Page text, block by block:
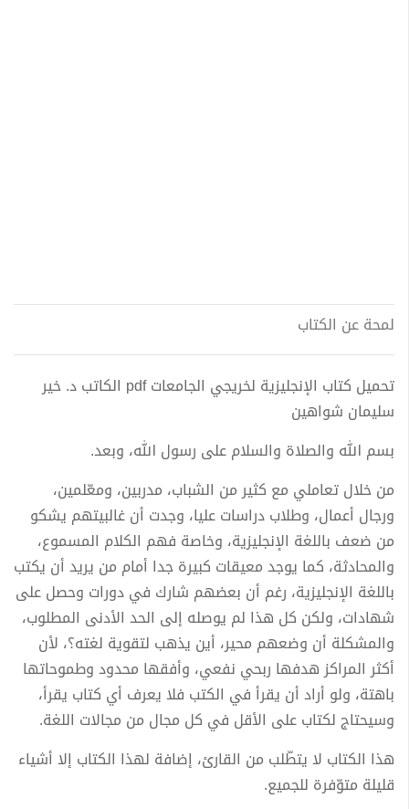
لمحة عن الكتاب
تحميل كتاب الإنجليزية لخريجي الجامعات pdf الكاتب د. خير
سليمان شواهين
بسم الله والصلاة والسلام على رسول الله، وبعد.
من خلال تعاملي مع كثير من الشباب، مدربين، ومعّلمين،
ورجال أعمال، وطلاب دراسات عليا، وجدت أن غالبيتهم يشكو
من ضعف باللغة الإنجليزية، وخاصة فهم الكلام المسموع،
والمحادثة، كما يوجد معيقات كبيرة جدا أمام من يريد أن يكتب
باللغة الإنجليزية، رغم أن بعضهم شارك في دورات وحصل على
شهادات، ولكن كل هذا لم يوصله إلى الحد الأدنى المطلوب،
والمشكلة أن وضعهم محير، أين يذهب لتقوية لغته؟، لأن
أكثر المراكز هدفها ربحي نفعي، وأفقها محدود وطموحاتها
باهتة، ولو أراد أن يقرأ في الكتب فلا يعرف أي كتاب يقرأ،
وسيحتاج لكتاب على الأقل في كل مجال من مجالات اللغة.
هذا الكتاب لا يتطّلب من القارئ، إضافة لهذا الكتاب إلا أشياء
قليلة متوّفرة للجميع.